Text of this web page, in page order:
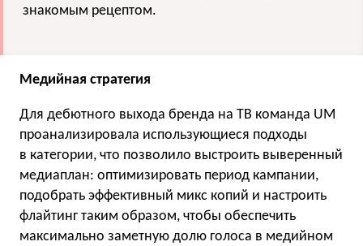
знакомым рецептом.
Медийная стратегия
Для дебютного выхода бренда на ТВ команда UM
проанализировала использующиеся подходы
в категории, что позволило выстроить выверенный
медиаплан: оптимизировать период кампании,
подобрать эффективный микс копий и настроить
флайтинг таким образом, чтобы обеспечить
максимально заметную долю голоса в медийном